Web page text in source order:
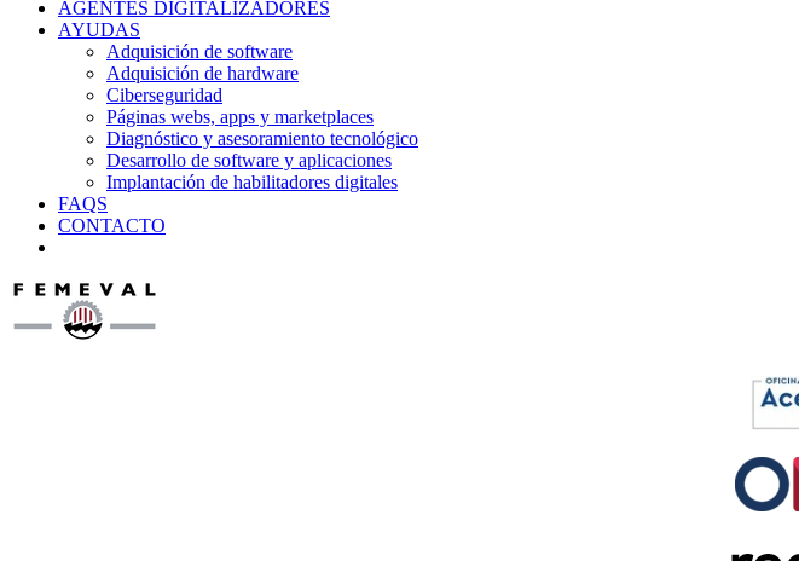
AGENTES DIGITALIZADORES
AYUDAS
Adquisición de software
Adquisición de hardware
Ciberseguridad
Páginas webs, apps y marketplaces
Diagnóstico y asesoramiento tecnológico
Desarrollo de software y aplicaciones
Implantación de habilitadores digitales
FAQS
CONTACTO